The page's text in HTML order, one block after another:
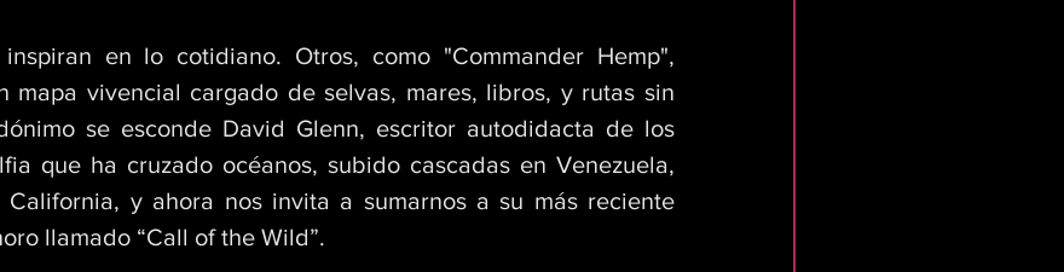
en lo cotidiano. Otros, como "Commander Hemp",
mapa vivencial cargado de selvas, mares, libros, y rutas sin
se esconde David Glenn, escritor autodidacta de los
que ha cruzado océanos, subido cascadas en Venezuela,
y ahora nos invita a sumarnos a su más reciente
llamado “Call of the Wild”.